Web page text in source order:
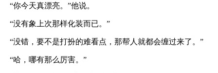
“你今天真漂亮。”他说。
“没有象上次那样化装而已。”
“没错，要不是打扮的难看点，那帮人就都会缠过来了。”
“哈，哪有那么厉害。”